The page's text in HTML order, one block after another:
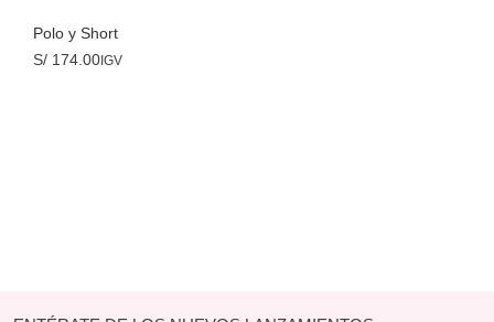
Polo y Short
S/ 174.00 IGV